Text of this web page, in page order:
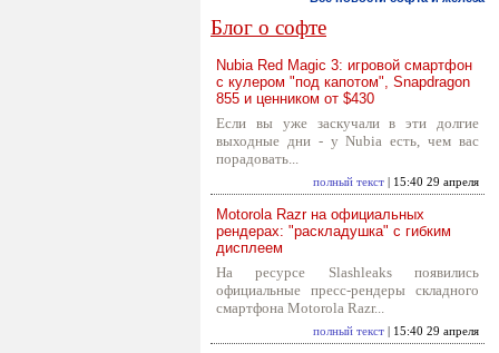
Блог о софте
Nubia Red Magic 3: игровой смартфон
с кулером "под капотом", Snapdragon
855 и ценником от $430
Если вы уже заскучали в эти долгие
выходные дни - у Nubia есть, чем вас
порадовать...
полный текст | 15:40 29 апреля
Motorola Razr на официальных
рендерах: "раскладушка" с гибким
дисплеем
На ресурсе Slashleaks появились
официальные пресс-рендеры складного
смартфона Motorola Razr...
полный текст | 15:40 29 апреля